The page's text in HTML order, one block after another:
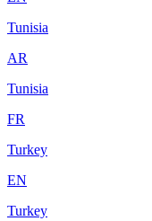
Tunisia
AR
Tunisia
FR
Turkey
EN
Turkey